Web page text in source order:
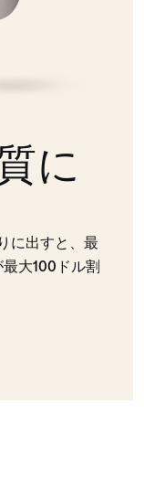
に
に出すと、最
大100ドル割